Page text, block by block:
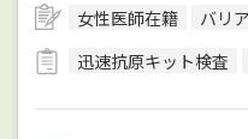
女性医師在籍 バリ
迅速抗原キット検査